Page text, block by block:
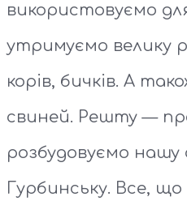
використовуємо
утримуємо велику
корів, бичків. А
свиней. Решту —
розбудовуємо нашу
Гурбинську. Все,